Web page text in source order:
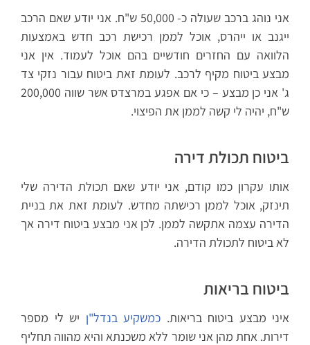
אני נוהג ברכב שעולה כ- 50,000 ש"ח. אני יודע שאם הרכב
ייגנב או ייהרס, אוכל לממן רכישת רכב חדש באמצעות
הלוואה עם החזרים חודשיים בהם אוכל לעמוד. אין אני
מבצע ביטוח מקיף לרכב. לעומת זאת ביטוח עבור נזקי צד
ג' אני כן מבצע – כי אם אפגע במרצדס אשר שווה 200,000
ש"ח, יהיה לי קשה לממן את הפיצוי.
ביטוח תכולת דירה
אותו עקרון כמו קודם, אני יודע שאם תכולת הדירה שלי
תינזק, אוכל לממן רכישתה מחדש. לעומת זאת את בניית
הדירה עצמה אתקשה לממן. לכן אני מבצע ביטוח דירה אך
לא ביטוח לתכולת הדירה.
ביטוח בריאות
איני מבצע ביטוח בריאות.כמשקיע בנדל"ןיש לי מספר
דירות. אחת מהן אני שומר ללא משכנתא והיא מהווה תחליף